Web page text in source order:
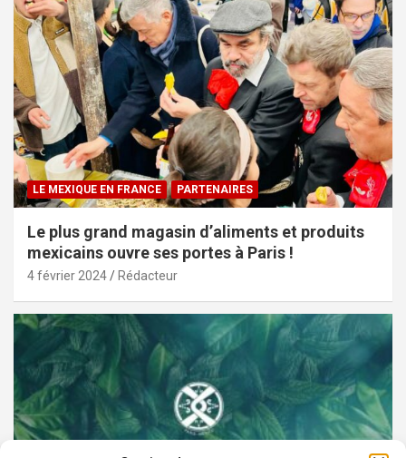
LE MEXIQUE EN FRANCE PARTENAIRES
Le plus grand magasin d’aliments et produits
mexicains ouvre ses portes à Paris !
4 février 2024 Rédacteur